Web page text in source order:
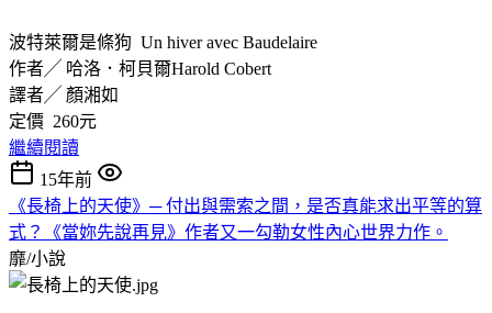
波特萊爾是條狗 Un hiver avec Baudelaire
作者╱ 哈洛．柯貝爾Harold Cobert
譯者╱ 顏湘如
定價 260元
繼續閱讀
15年前
《長椅上的天使》─ 付出與需索之間，是否真能求出平等的算
式？《當妳先說再見》作者又一勾勒女性內心世界力作。
靡/小說